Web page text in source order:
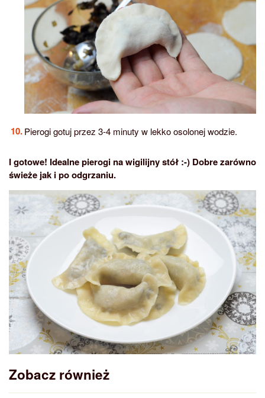
Pierogi gotuj przez 3-4 minuty w lekko osolonej wodzie.
I gotowe! Idealne pierogi na wigilijny stół :-) Dobre zarówno
świeże jak i po odgrzaniu.
Zobacz również